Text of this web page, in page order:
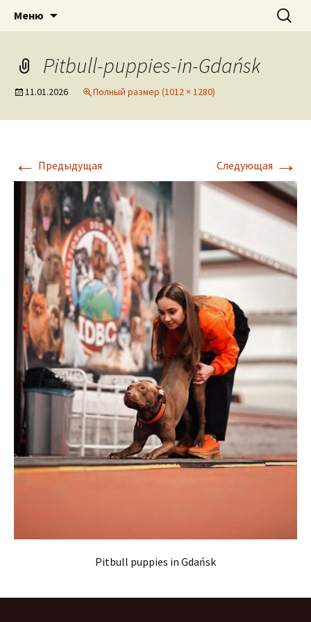
DOGNIK BULLS
American pitbull terrier kennel DOGNIK
BULLS Europe. ADBA registered. APBT
puppies for sale. Worldwide shipping
Меню Найти:
Pitbull-puppies-in-Gdańsk
11.01.2026 Полный размер (1012 × 1280)
← Предыдущая Следующая →
Pitbull puppies in Gdańsk